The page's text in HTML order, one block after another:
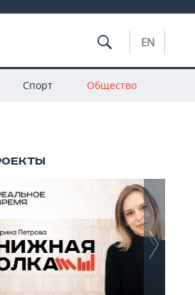
EN
Спорт Общество